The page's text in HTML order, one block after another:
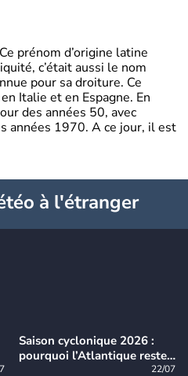
prénom d’origine latine
c’était aussi le nom
pour sa droiture. Ce
Italie et en Espagne. En
des années 50, avec
années 1970. A ce jour, il est
à l'étranger
Saison cyclonique 2026 :
pourquoi l’Atlantique reste
22/07